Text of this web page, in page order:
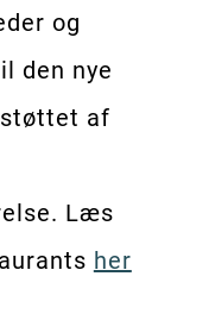
og
den nye
af
Læs
her